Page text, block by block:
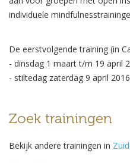
individuele
De eerstvolgende training (in
- dinsdag 1 maart t/m 19 april
- stiltedag zaterdag 9 april
Zoek trainingen
Bekijk andere trainingen in